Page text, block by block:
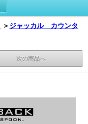
＞ ジャッカル カウンタ
次の商品へ